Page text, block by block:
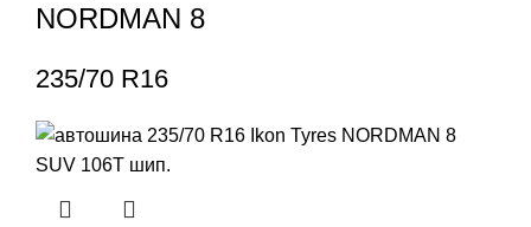
NORDMAN 8
235/70 R16